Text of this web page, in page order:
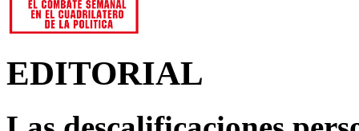
EDITORIAL